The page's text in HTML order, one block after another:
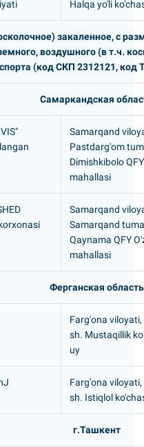
Halqa yo'li
закаленное, с
воздушного (в т.ч.
(код СКП 2312121, код
Самаркандская
Samarqand
Pastdarg'om
Dimishkibolo
mahallasi
Samarqand
Samarqand
Qaynama QFY
mahallasi
Ферганская область
Farg'ona
sh. Mustaqillik
uy
Farg'ona
sh. Istiqlol
г.Ташкент